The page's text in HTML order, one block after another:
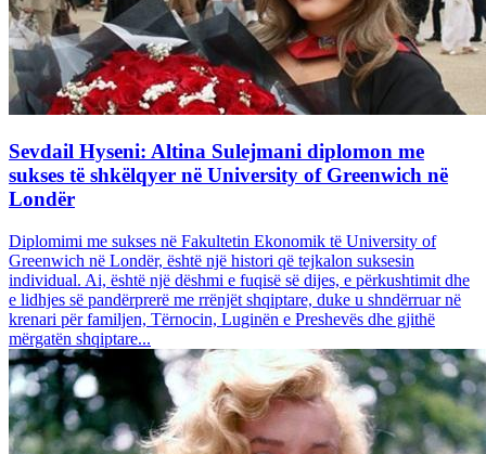
Sevdail Hyseni: Altina Sulejmani diplomon me
sukses të shkëlqyer në University of Greenwich në
Londër
Diplomimi me sukses në Fakultetin Ekonomik të University of
Greenwich në Londër, është një histori që tejkalon suksesin
individual. Ai, është një dëshmi e fuqisë së dijes, e përkushtimit dhe
e lidhjes së pandërprerë me rrënjët shqiptare, duke u shndërruar në
krenari për familjen, Tërnocin, Luginën e Preshevës dhe gjithë
mërgatën shqiptare...